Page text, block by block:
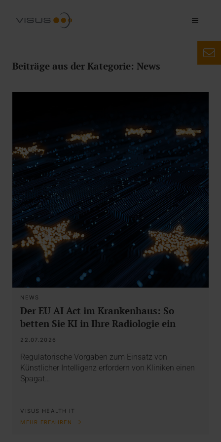
Beiträge aus der Kategorie: News
NEWS
Der EU AI Act im Krankenhaus: So
betten Sie KI in Ihre Radiologie ein
22.07.2026
Regulatorische Vorgaben zum Einsatz von
Künstlicher Intelligenz erfordern von Kliniken einen
Spagat…
VISUS HEALTH IT
MEHR ERFAHREN